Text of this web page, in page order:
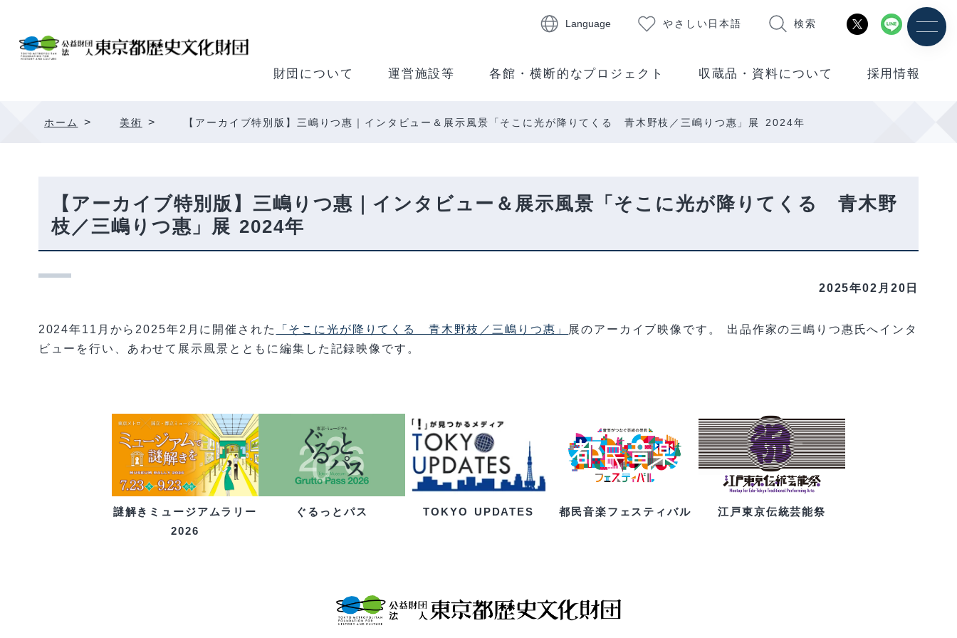
Language やさしい日本語 検索
財団について 運営施設等 各館・横断的なプロジェクト 収蔵品・資料について 採用情報
ホーム > 美術 > 【アーカイブ特別版】三嶋りつ惠｜インタビュー＆展示風景「そこに光が降りてくる 青木野枝／三嶋りつ惠」展 2024年
【アーカイブ特別版】三嶋りつ惠｜インタビュー＆展示風景「そこに光が降りてくる 青木野
枝／三嶋りつ惠」展 2024年
2025年02月20日
2024年11月から2025年2月に開催された 「そこに光が降りてくる 青木野枝／三嶋りつ惠」 展のアーカイブ映像です。 出品作家の三嶋りつ惠氏へインタ
ビューを行い、あわせて展示風景とともに編集した記録映像です。
謎解きミュージアムラリー
2026
ぐるっとパス TOKYO UPDATES 都民音楽フェスティバル 江戸東京伝統芸能祭